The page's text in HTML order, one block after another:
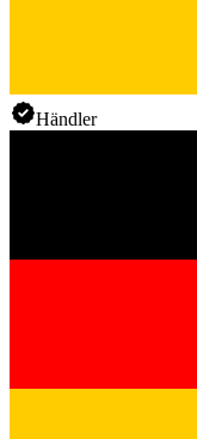
Händler